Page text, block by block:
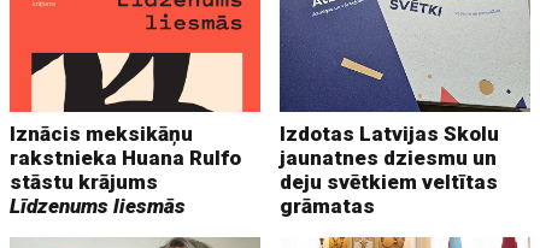
Iznācis meksikāņu
rakstnieka Huana Rulfo
stāstu krājums
Līdzenums liesmās
Izdotas Latvijas Skolu
jaunatnes dziesmu un
deju svētkiem veltītas
grāmatas